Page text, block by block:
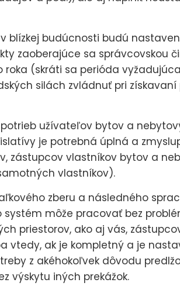
v blízkej budúcnosti budú
zaoberajúce sa správcovskou
(skráti sa perióda
silách zvládnuť pri
užívateľov bytov a
je potrebná úplná a
zástupcov vlastníkov bytov a
vlastníkov).
zberu a následného
môže pracovať bez
priestorov, ako aj vás,
vtedy, ak je kompletný a je
z akéhokoľvek dôvodu
výskytu iných prekážok.